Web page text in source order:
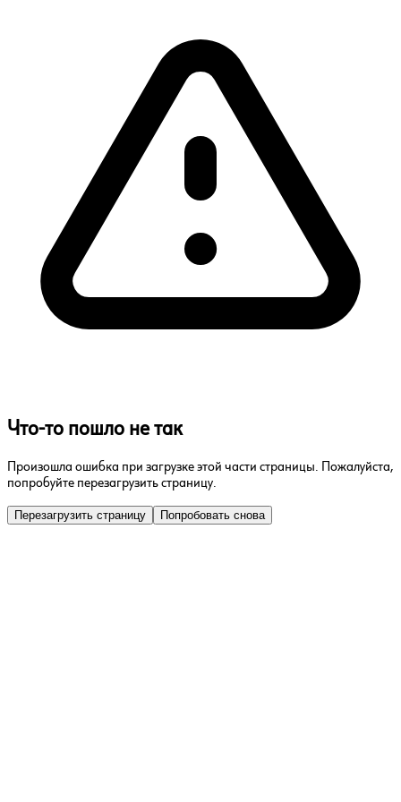
Что-то пошло не так
Произошла ошибка при загрузке этой части страницы. Пожалуйста,
попробуйте перезагрузить страницу.
Перезагрузить страницу Попробовать снова